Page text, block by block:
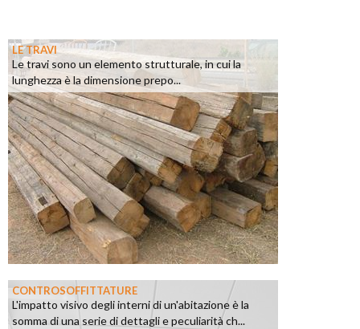
LE TRAVI
Le travi sono un elemento strutturale, in cui la
lunghezza è la dimensione prepo...
CONTROSOFFITTATURE
L'impatto visivo degli interni di un'abitazione è la
somma di una serie di dettagli e peculiarità ch...